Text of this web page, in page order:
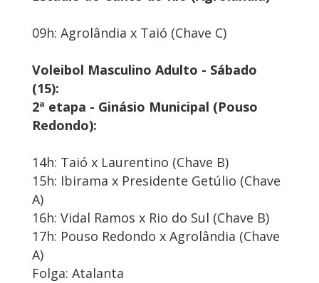
09h: Agrolândia x Taió (Chave C)
Voleibol Masculino Adulto - Sábado
(15):
2ª etapa - Ginásio Municipal (Pouso
Redondo):
14h: Taió x Laurentino (Chave B)
15h: Ibirama x Presidente Getúlio (Chave
A)
16h: Vidal Ramos x Rio do Sul (Chave B)
17h: Pouso Redondo x Agrolândia (Chave
A)
Folga: Atalanta